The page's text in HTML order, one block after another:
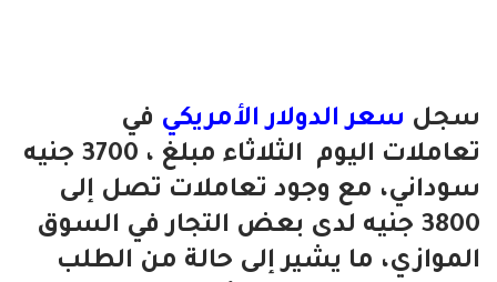
سجل سعر الدولار الأمريكي في
تعاملات اليوم الثلاثاء مبلغ ، 3700 جنيه
سوداني، مع وجود تعاملات تصل إلى
3800 جنيه لدى بعض التجار في السوق
الموازي، ما يشير إلى حالة من الطلب